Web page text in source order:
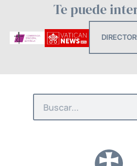
Te puede